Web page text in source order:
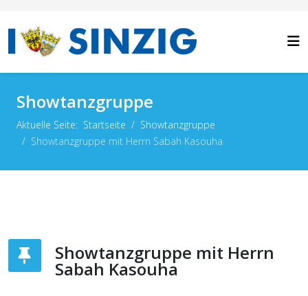
Showtanzgruppe
Aktuelle Seite: Startseite
Showtanzgruppe
Showtanzgruppe mit Herrn Sabah Kasouha
Showtanzgruppe mit Herrn
Sabah Kasouha